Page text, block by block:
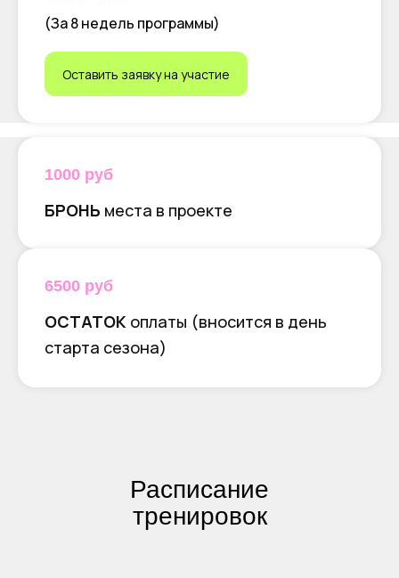
(За 8 недель программы)
Оставить заявку на участие
1000 руб
БРОНЬ места в проекте
6500 руб
ОСТАТОК оплаты (вносится в день
старта сезона)
Расписание
тренировок